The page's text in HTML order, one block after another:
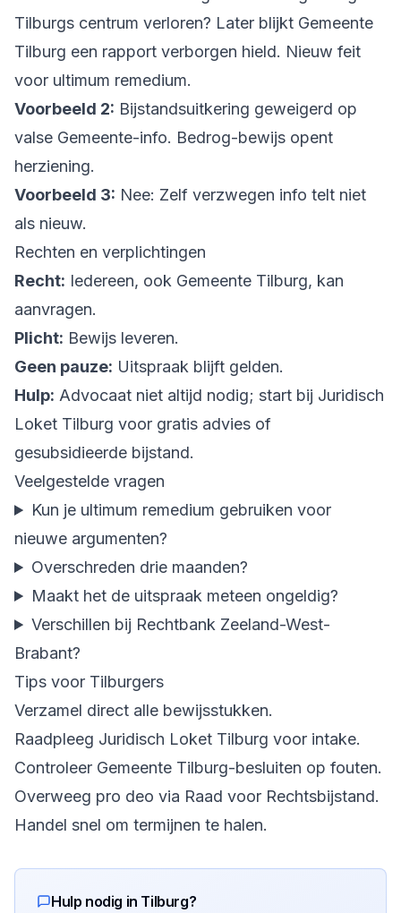
Tilburgs centrum verloren? Later blijkt Gemeente
Tilburg een rapport verborgen hield. Nieuw feit
voor ultimum remedium.
Voorbeeld 2: Bijstandsuitkering geweigerd op
valse Gemeente-info. Bedrog-bewijs opent
herziening.
Voorbeeld 3: Nee: Zelf verzwegen info telt niet
als nieuw.
Rechten en verplichtingen
Recht: Iedereen, ook Gemeente Tilburg, kan
aanvragen.
Plicht: Bewijs leveren.
Geen pauze: Uitspraak blijft gelden.
Hulp: Advocaat niet altijd nodig; start bij Juridisch
Loket Tilburg voor gratis advies of
gesubsidieerde bijstand.
Veelgestelde vragen
Kun je ultimum remedium gebruiken voor
nieuwe argumenten?
Overschreden drie maanden?
Maakt het de uitspraak meteen ongeldig?
Verschillen bij Rechtbank Zeeland-West-
Brabant?
Tips voor Tilburgers
Verzamel direct alle bewijsstukken.
Raadpleeg Juridisch Loket Tilburg voor intake.
Controleer Gemeente Tilburg-besluiten op fouten.
Overweeg pro deo via Raad voor Rechtsbijstand.
Handel snel om termijnen te halen.
Hulp nodig in Tilburg?